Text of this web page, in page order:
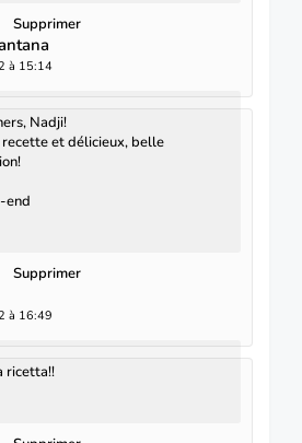
Supprimer
à 15:14
Nadji!
et délicieux, belle
end
Supprimer
à 16:49
ricetta!!